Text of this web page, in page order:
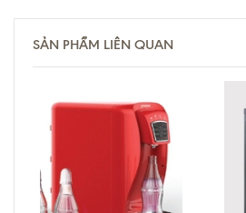
SẢN PHẨM LIÊN QUAN